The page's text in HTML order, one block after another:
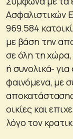
Ασφαλιστικών
969.584
µε βάση την
σε όλη τη
ή συνολικά-
φαινόµενα, με
οικίες και
λόγο τον